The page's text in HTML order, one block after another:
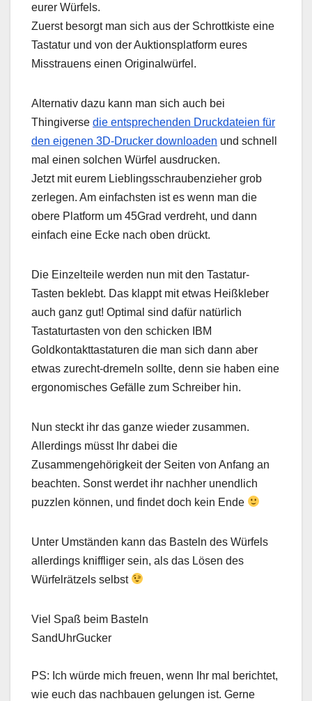
eurer Würfels.
Zuerst besorgt man sich aus der Schrottkiste eine
Tastatur und von der Auktionsplatform eures
Misstrauens einen Originalwürfel.
Alternativ dazu kann man sich auch bei
Thingiverse die entsprechenden Druckdateien für
den eigenen 3D-Drucker downloaden und schnell
mal einen solchen Würfel ausdrucken.
Jetzt mit eurem Lieblingsschraubenzieher grob
zerlegen. Am einfachsten ist es wenn man die
obere Platform um 45Grad verdreht, und dann
einfach eine Ecke nach oben drückt.
Die Einzelteile werden nun mit den Tastatur-
Tasten beklebt. Das klappt mit etwas Heißkleber
auch ganz gut! Optimal sind dafür natürlich
Tastaturtasten von den schicken IBM
Goldkontakttastaturen die man sich dann aber
etwas zurecht-dremeln sollte, denn sie haben eine
ergonomisches Gefälle zum Schreiber hin.
Nun steckt ihr das ganze wieder zusammen.
Allerdings müsst Ihr dabei die
Zusammengehörigkeit der Seiten von Anfang an
beachten. Sonst werdet ihr nachher unendlich
puzzlen können, und findet doch kein Ende
Unter Umständen kann das Basteln des Würfels
allerdings kniffliger sein, als das Lösen des
Würfelrätzels selbst
Viel Spaß beim Basteln
SandUhrGucker
PS: Ich würde mich freuen, wenn Ihr mal berichtet,
wie euch das nachbauen gelungen ist. Gerne